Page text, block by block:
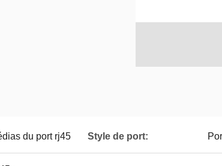
du port rj45 Style de port: